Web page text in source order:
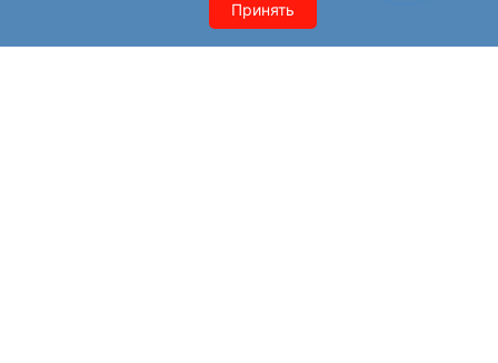
SPR.ru
GMSTAR.RU
Pravogolosa
Принять